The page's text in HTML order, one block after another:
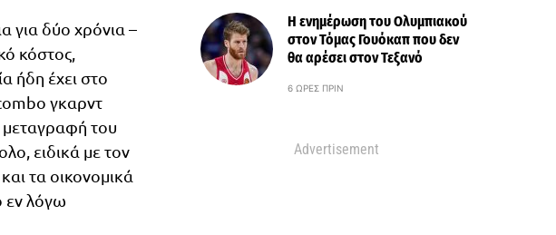
για δύο χρόνια –
κόστος,
ήδη έχει στο
γκαρντ
του
ειδικά με τον
τα οικονομικά
εν λόγω
Η ενημέρωση του Ολυμπιακού
στον Τόμας Γουόκαπ που δεν
θα αρέσει στον Τεξανό
6 ΏΡΕΣ ΠΡΙΝ
Advertisement